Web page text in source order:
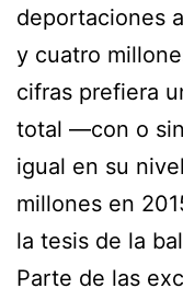
deportaciones
y cuatro
cifras prefiera
total —con o
igual en su
millones en
la tesis de la
Parte de las